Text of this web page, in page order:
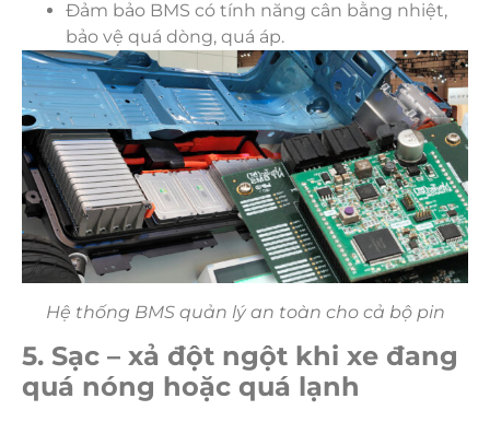
Đảm bảo BMS có tính năng cân bằng nhiệt,
bảo vệ quá dòng, quá áp.
Hệ thống BMS quản lý an toàn cho cả bộ pin
5. Sạc – xả đột ngột khi xe đang
quá nóng hoặc quá lạnh